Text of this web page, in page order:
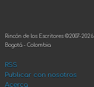
r
.
.
Rincón de los Escritores ©2007-2026
Bogotá - Colombia
RSS
Publicar con nosotros
Acerca